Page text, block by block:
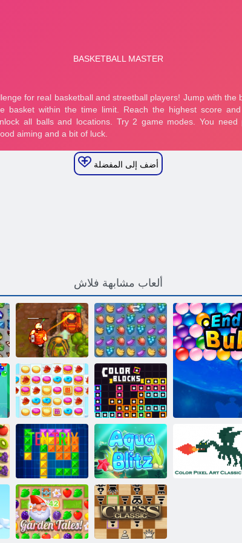
أضف إلى المفضلة
ألعاب مشابهة فلاش
2 ﻦﻌﻟ ﺰﻨﻜﻟﺍ فرويتا الإزدحام
Cookie Crush 2 ﻥﻮﻠﻟﺍ ﻞﺘﻛ
Tentrix Aqua Blitz